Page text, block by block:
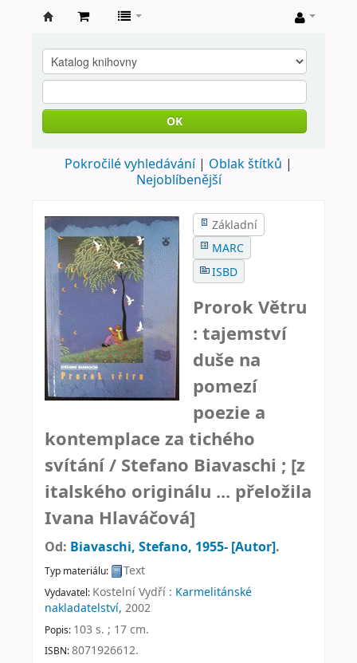
knihovna
Nové
Město
Metují
OK
Pokročilé vyhledávání
Oblak štítků
Nejoblíbenější
Základní
MARC
ISBD
Prorok Větru
: tajemství
duše na
pomezí
poezie a
kontemplace za tichého
svítání / Stefano Biavaschi ; [z
italského originálu ... přeložila
Ivana Hlaváčová]
Od: Biavaschi, Stefano, 1955- [Autor].
Typ materiálu: Text
Vydavatel: Kostelní Vydří : Karmelitánské
nakladatelství, 2002
Popis: 103 s. ; 17 cm.
ISBN:8071926612.